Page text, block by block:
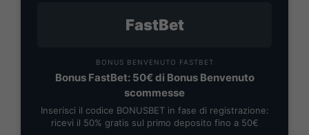
FastBet
BONUS BENVENUTO FASTBET
Bonus FastBet: 50€ di Bonus Benvenuto
scommesse
Inserisci il codice BONUSBET in fase di registrazione:
ricevi il 50% gratis sul primo deposito fino a 50€